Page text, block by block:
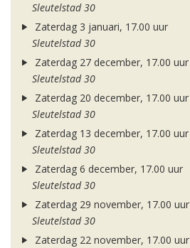
Sleutelstad 30
Zaterdag 3 januari, 17.00 uur
Sleutelstad 30
Zaterdag 27 december, 17.00 uur
Sleutelstad 30
Zaterdag 20 december, 17.00 uur
Sleutelstad 30
Zaterdag 13 december, 17.00 uur
Sleutelstad 30
Zaterdag 6 december, 17.00 uur
Sleutelstad 30
Zaterdag 29 november, 17.00 uur
Sleutelstad 30
Zaterdag 22 november, 17.00 uur